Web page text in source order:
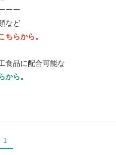
ーー
など
ちらから。
食品に配合可能な
から。
1